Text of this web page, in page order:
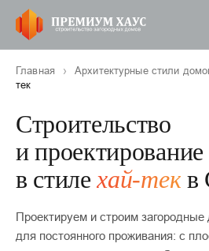
Главная › Архитектурные стили
тек
Строительство
и
в стилехай‑тек в
Проектируем и строим загородные
для постоянного проживания: с